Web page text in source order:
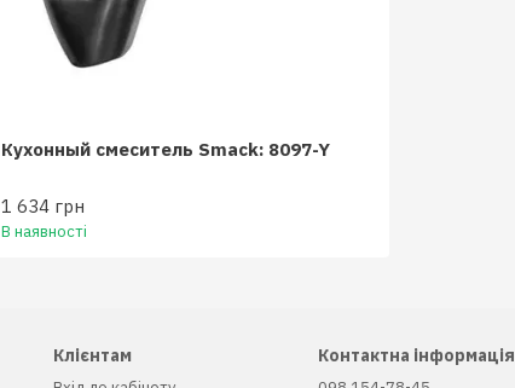
Кухонный смеситель Smack: 8097-Y
1 634 грн
В наявності
Клієнтам Контактна інформація